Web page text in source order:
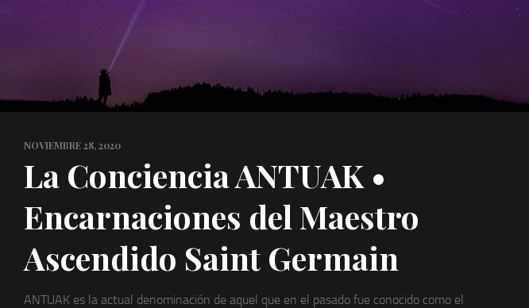
NOVIEMBRE 28, 2020
La Conciencia ANTUAK •
Encarnaciones del Maestro
Ascendido Saint Germain
ANTUAK es la actual denominación de aquel que en el pasado fue conocido como el